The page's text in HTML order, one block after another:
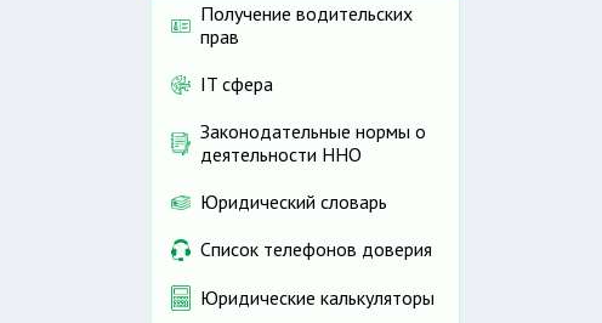
Получение водительских
прав
IT сфера
Законодательные нормы о
деятельности ННО
Юридический словарь
Список телефонов доверия
Юридические калькуляторы